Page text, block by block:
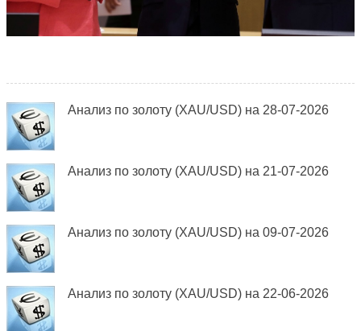
Анализ по золоту (XAU/USD) на 28-07-2026
Анализ по золоту (XAU/USD) на 21-07-2026
Анализ по золоту (XAU/USD) на 09-07-2026
Анализ по золоту (XAU/USD) на 22-06-2026